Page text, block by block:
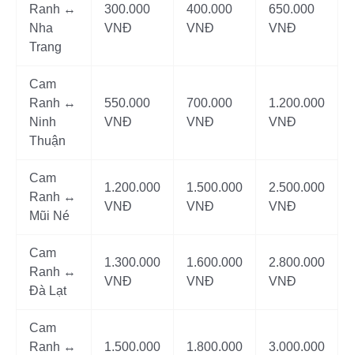
Ranh ↔
Nha
Trang
300.000
VNĐ
400.000
VNĐ
650.000
VNĐ
Cam
Ranh ↔
Ninh
Thuận
550.000
VNĐ
700.000
VNĐ
1.200.000
VNĐ
Cam
Ranh ↔
Mũi Né
1.200.000
VNĐ
1.500.000
VNĐ
2.500.000
VNĐ
Cam
Ranh ↔
Đà Lạt
1.300.000
VNĐ
1.600.000
VNĐ
2.800.000
VNĐ
Cam
Ranh ↔
1.500.000
1.800.000
3.000.000